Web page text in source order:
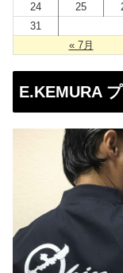
« 7月
24
25
31
E.KEMURA